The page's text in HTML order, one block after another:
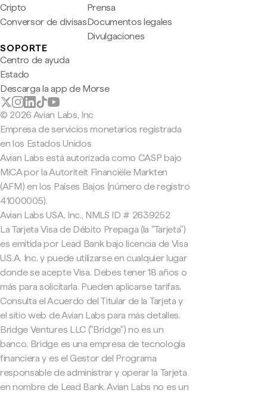
Cripto
Conversor de divisas
Prensa
Documentos legales
Divulgaciones
SOPORTE
Centro de ayuda
Estado
Descarga la app de Morse
© 2026 Avian Labs, Inc
Empresa de servicios monetarios registrada
en los Estados Unidos
Avian Labs está autorizada como CASP bajo
MiCA por la Autoriteit Financiële Markten
(AFM) en los Países Bajos (número de registro
41000005).
Avian Labs USA, Inc., NMLS ID # 2639252
La Tarjeta Visa de Débito Prepaga (la "Tarjeta")
es emitida por Lead Bank bajo licencia de Visa
U.S.A. Inc. y puede utilizarse en cualquier lugar
donde se acepte Visa. Debes tener 18 años o
más para solicitarla. Pueden aplicarse tarifas.
Consulta el Acuerdo del Titular de la Tarjeta y
el sitio web de Avian Labs para más detalles.
Bridge Ventures LLC ("Bridge") no es un
banco. Bridge es una empresa de tecnología
financiera y es el Gestor del Programa
responsable de administrar y operar la Tarjeta
en nombre de Lead Bank. Avian Labs no es un